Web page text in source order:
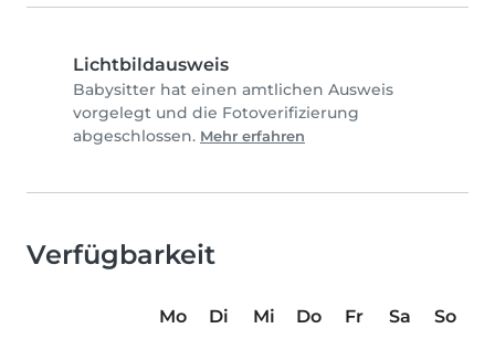
Lichtbildausweis
Babysitter hat einen amtlichen Ausweis
vorgelegt und die Fotoverifizierung
abgeschlossen. Mehr erfahren
Verfügbarkeit
Mo Di Mi Do Fr Sa
So